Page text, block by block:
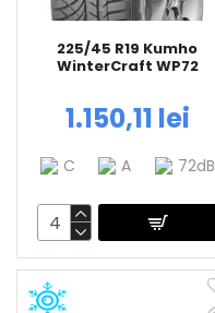
225/45 R19 Kumho
WinterCraft WP72
1.150,11 lei
C A 72dB